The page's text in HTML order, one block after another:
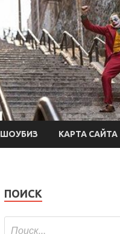
ШОУБИЗ КАРТА САЙТА
ПОИСК